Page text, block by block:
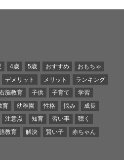
4歳 5歳 おすすめ
おもちゃ
デメリット メリット
ランキング
脳教育 子供 子育て
学習
育 幼稚園 性格 悩み
成長
注意点 知育 習い事
聴く
教育 解決 賢い子
赤ちゃん